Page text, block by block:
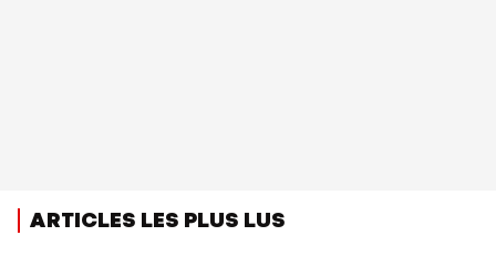
ARTICLES LES PLUS LUS